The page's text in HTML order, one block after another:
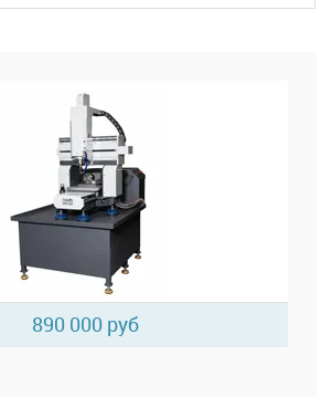
890 000 руб